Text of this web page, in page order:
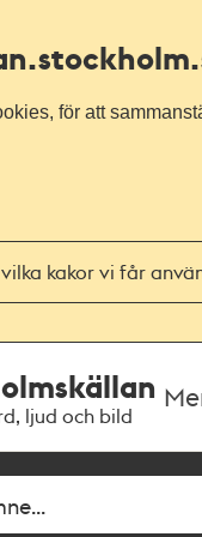
för att
kakor vi får
ljud och bild